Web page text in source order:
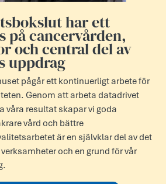
har ett
på cancervården,
och central del av
uppdrag
pågår ett kontinuerligt arbete för
Genom att arbeta datadrivet
våra resultat skapar vi goda
vård och bättre
är en självklar del av det
och en grund för vår